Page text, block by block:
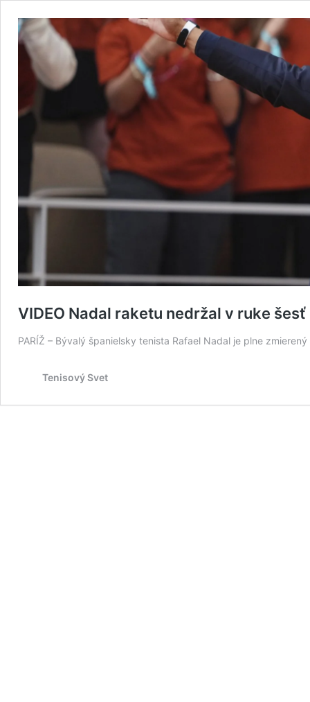
VIDEO Nadal raketu nedržal v ruke
PARÍŽ – Bývalý španielsky tenista Rafael Nadal je plne
Tenisový Svet